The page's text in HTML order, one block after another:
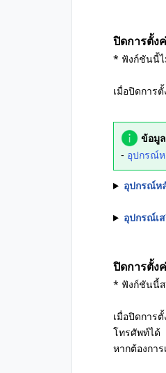
ปิดการตั้ง
* ฟังก์ชันนี้ไ
เมื่อปิดการ
ข้อมูล
- อุปกรณ์
อุปกรณ์ห
อุปกรณ์เ
ปิดการตั้ง
* ฟังก์ชันนี้
เมื่อปิดการ
โทรศัพท์ได้
หากต้องกา